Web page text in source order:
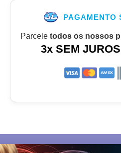
PAGAMENTO
Parcele todos os nossos
3x SEM JUROS